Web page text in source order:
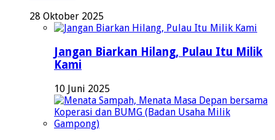
28 Oktober 2025
Jangan Biarkan Hilang, Pulau Itu Milik
Kami
10 Juni 2025